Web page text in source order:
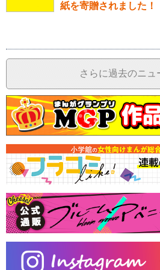
紙を寄贈されました！
さらに過去のニ